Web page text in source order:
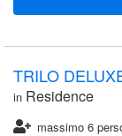
TRILO
in Residence
massimo 6